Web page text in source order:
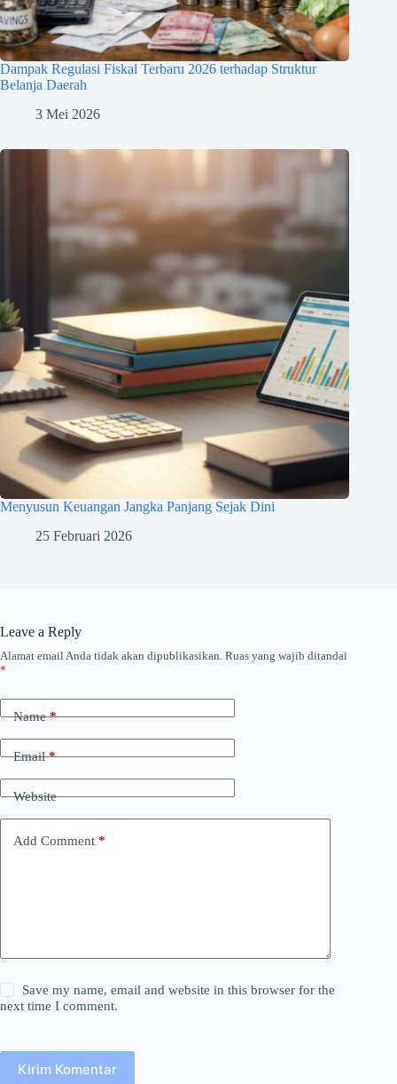
Dampak Regulasi Fiskal Terbaru 2026 terhadap Struktur
Belanja Daerah
3 Mei 2026
Menyusun Keuangan Jangka Panjang Sejak Dini
25 Februari 2026
Leave a Reply
Alamat email Anda tidak akan dipublikasikan. Ruas yang wajib ditandai
*
Name*
Email*
Website
Add Comment *
Save my name, email and website in this browser for the
next time I comment.
Kirim Komentar